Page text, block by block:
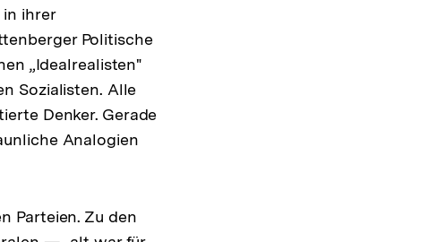
ihrer
Politische
„Idealrealisten"
Sozialisten. Alle
Denker. Gerade
Analogien
Parteien. Zu den